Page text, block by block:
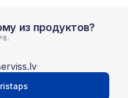
из продуктов?